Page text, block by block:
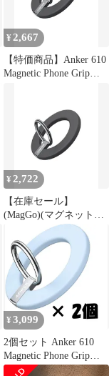
¥2,667
【特価商品】Anker 610
Magnetic Phone Grip
ット式/バンカーリング/
スマホスタンド機能】
MagSafe対応iPhoneシリ
ーズ専用 (ブラック)
¥ 2,722
【在庫セール】
(MagGo)(マグネット式
スマホリング)MagSafe
対応iPhoneシリーズ専
用 (ブラック) Grip
Phone Magnetic 610
Anker
¥ 3,099
2個セット Anker 610
Magnetic Phone Grip
(MagGo) マグネット式